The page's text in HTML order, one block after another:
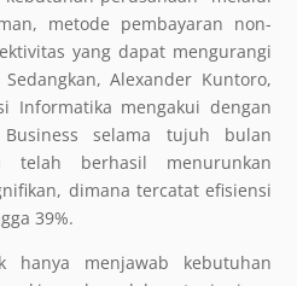
metode pembayaran non-
yang dapat mengurangi
Alexander Kuntoro,
Informatika mengakui dengan
selama tujuh bulan
telah berhasil menurunkan
dimana tercatat efisiensi
39%.
hanya menjawab kebutuhan